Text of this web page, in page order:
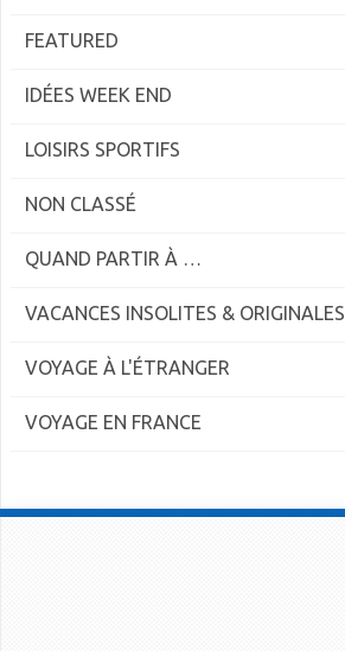
FEATURED
IDÉES WEEK END
LOISIRS SPORTIFS
NON CLASSÉ
QUAND PARTIR À …
VACANCES INSOLITES & ORIGINALES
VOYAGE À L'ÉTRANGER
VOYAGE EN FRANCE